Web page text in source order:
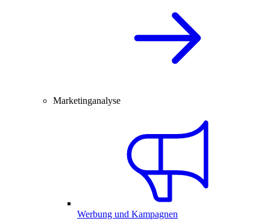
Marketinganalyse
Werbung und Kampagnen